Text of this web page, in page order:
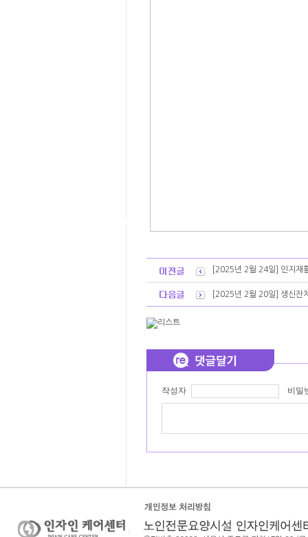
[2025년 2월 24일] 인지재
[2025년 2월 20일] 생신잔
작성자 비밀